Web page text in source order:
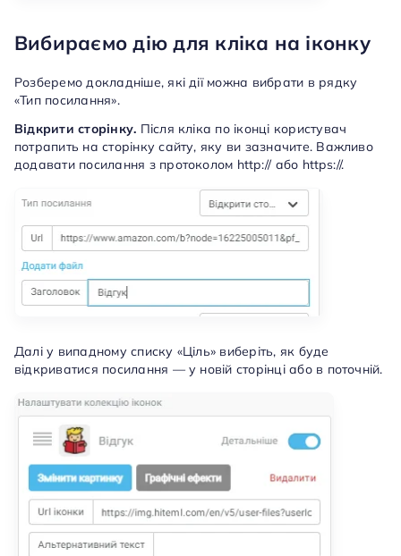
Вибираємо дію для кліка на іконку
Розберемо докладніше, які дії можна вибрати в рядку
«Тип посилання».
Відкрити сторінку. Після кліка по іконці користувач
потрапить на сторінку сайту, яку ви зазначите. Важливо
додавати посилання з протоколом http:// або https://.
Далі у випадному списку «Ціль» виберіть, як буде
відкриватися посилання — у новій сторінці або в поточній.